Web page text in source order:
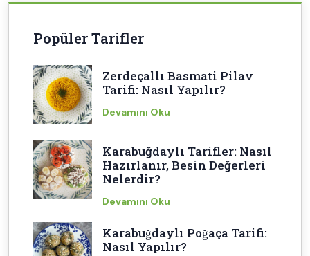
Popüler Tarifler
Zerdeçallı Basmati Pilav
Tarifi: Nasıl Yapılır?
Devamını Oku
Karabuğdaylı Tarifler: Nasıl
Hazırlanır, Besin Değerleri
Nelerdir?
Devamını Oku
Karabuğdaylı Poğaça Tarifi:
Nasıl Yapılır?